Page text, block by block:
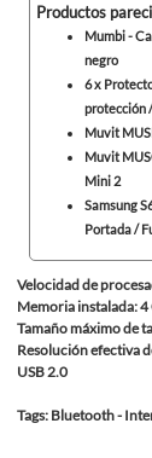
Productos
Mumbi -
negro
6 x
protección
Muvit
Muvit
Mini 2
Samsung
Portada /
Velocidad de
Memoria instalada: 4
Tamaño máximo de
Resolución efectiva
USB 2.0
Tags: Bluetooth -